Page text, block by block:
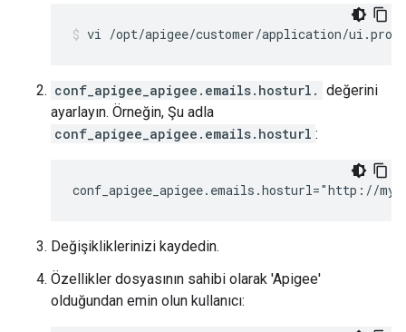
vi /opt/apigee/customer/application/
conf_apigee_apigee.emails.hosturl. değerini
ayarlayın. Örneğin, Şu adla
conf_apigee_apigee.emails.hosturl :
conf_apigee_apigee.emails.hosturl="http://
Değişikliklerinizi kaydedin.
Özellikler dosyasının sahibi olarak 'Apigee'
olduğundan emin olun kullanıcı: